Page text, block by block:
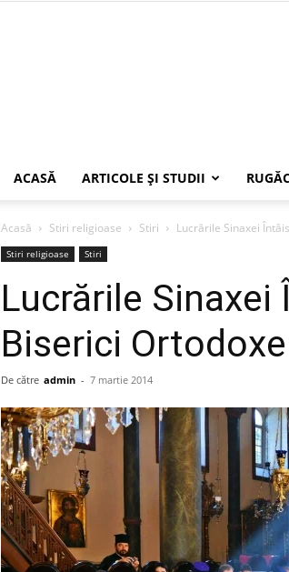
ACASĂ ARTICOLE ŞI STUDII
Acasă Stiri religioase Stiri Lucrările Sinaxei
Stiri religioase Stiri
Lucrările
Biserici
De către admin - 7 martie 2014